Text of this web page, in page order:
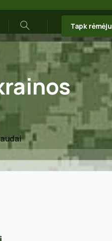
Search
Tapk rėmėju